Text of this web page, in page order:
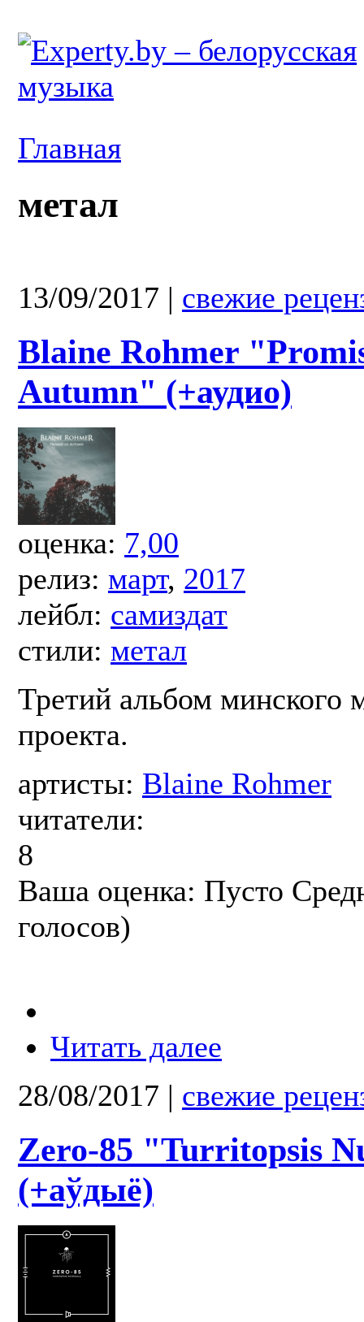
Главная
метал
13/09/2017 | свежие
Blaine Rohmer
Autumn" (+аудио)
оценка: 7,00
релиз: март, 2017
лейбл: самиздат
стили: метал
Третий альбом минского
проекта.
артисты: Blaine Rohmer
читатели:
8
Ваша оценка: Пусто
голосов)
Читать далее
28/08/2017 | свежие
Zero-85 "Turritopsis
(+аўдыё)